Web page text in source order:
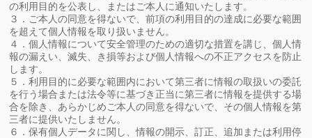
の利用目的を公表し、またはご本人に通知いたします。
３．ご本人の同意を得ないで、前項の利用目的の達成に必要な範囲
を超えて個人情報を取り扱いません。
４．個人情報について安全管理のための適切な措置を講じ、個人情
報の漏えい、滅失、き損等および個人情報への不正アクセスを防止
します。
５．利用目的に必要な範囲内において第三者に情報の取扱いの委託
を行う場合または法令等に基づき正当に第三者に情報を提供する場
合を除き、あらかじめご本人の同意を得ないで、その個人情報を第
三者に提供いたしません。
６．保有個人データに関し、情報の開示、訂正、追加または利用停